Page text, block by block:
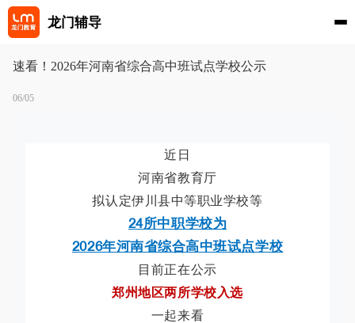
龙门辅导
速看！2026年河南省综合高中班试点学校公示
06/05
近日
河南省教育厅
拟认定伊川县中等职业学校等
24所中职学校为
2026年河南省综合高中班试点学校
目前正在公示
郑州地区两所学校入选
一起来看